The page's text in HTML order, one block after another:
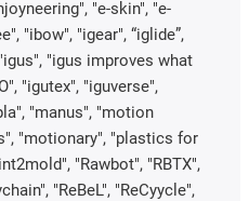
"e-skin", "e-
"ibow", "igear", “iglide”,
"igus improves what
"igutex", "iguverse",
"manus", "motion
"motionary", "plastics for
"Rawbot", "RBTX",
"ReBeL", "ReCyycle",